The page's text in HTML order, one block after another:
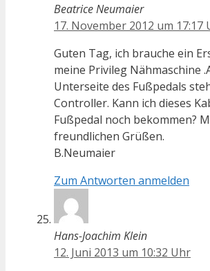
Beatrice Neumaier
17. November 2012 um 17:17
Guten Tag, ich brauche ein
meine Privileg Nähmaschine
Unterseite des Fußpedals
Controller. Kann ich dieses
Fußpedal noch bekommen?
freundlichen Grüßen.
B.Neumaier
Zum Antworten anmelden
Hans-Joachim Klein
12. Juni 2013 um 10:32 Uhr